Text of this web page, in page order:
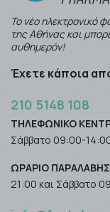
Το νέο ηλεκτρονικό
της Αθήνας και
αυθημερόν!
Έχετε κάποια
210 5148 108
ΤΗΛΕΦΩΝΙΚΟ
Σάββατο 09:00-
ΩΡΑΡΙΟ
21:00 και Σάββατο